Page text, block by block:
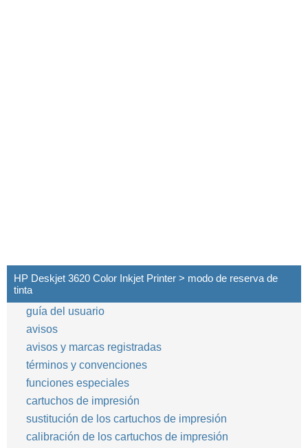
HP Deskjet 3620 Color Inkjet Printer > modo de reserva de
tinta
guía del usuario
avisos
avisos y marcas registradas
términos y convenciones
funciones especiales
cartuchos de impresión
sustitución de los cartuchos de impresión
calibración de los cartuchos de impresión